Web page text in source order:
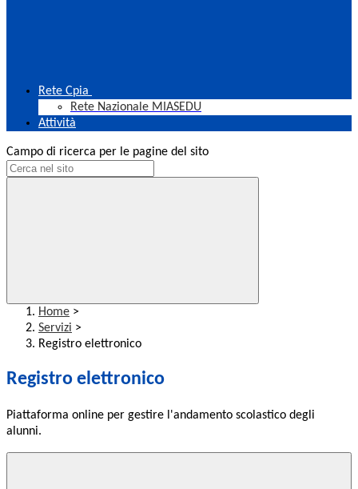
Rete Cpia
Rete Nazionale MIASEDU
Attività
Campo di ricerca per le pagine del sito
Home >
Servizi >
Registro elettronico
Registro elettronico
Piattaforma online per gestire l'andamento scolastico degli
alunni.